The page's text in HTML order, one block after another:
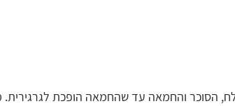
הסוכר והחמאה עד שהחמאה הופכת